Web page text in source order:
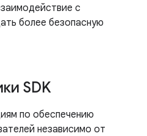
с
более безопасную
SDK
по обеспечению
независимо от